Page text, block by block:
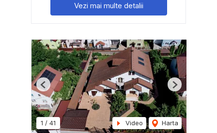
Vezi mai multe detalii
1 / 41 Video Harta
Previous Next